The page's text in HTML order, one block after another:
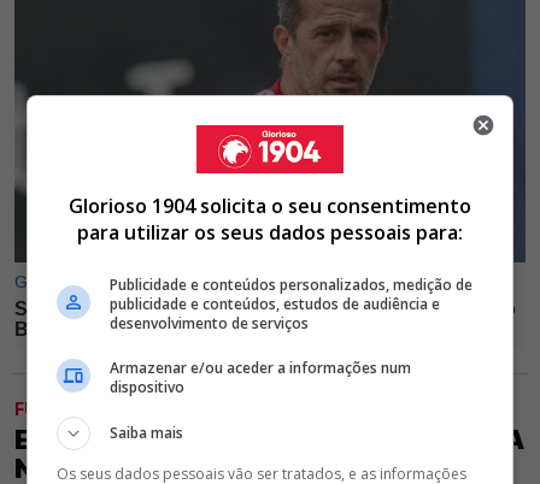
FUTEBOL
EXCLUSIVO GLORIOSO 1904 - BENFICA
NÃO SE ENTENDE COM VIDAL E
Glorioso 1904 solicita o seu consentimento
para utilizar os seus dados pessoais para:
Publicidade e conteúdos personalizados, medição de
publicidade e conteúdos, estudos de audiência e
desenvolvimento de serviços
Armazenar e/ou aceder a informações num
dispositivo
Saiba mais
Os seus dados pessoais vão ser tratados, e as informações